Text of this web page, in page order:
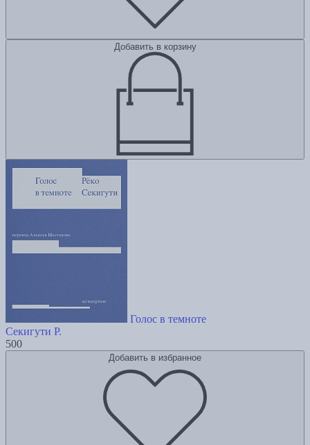
Добавить в корзину
Голос в темноте
Секигути Р.
500
Добавить в избранное